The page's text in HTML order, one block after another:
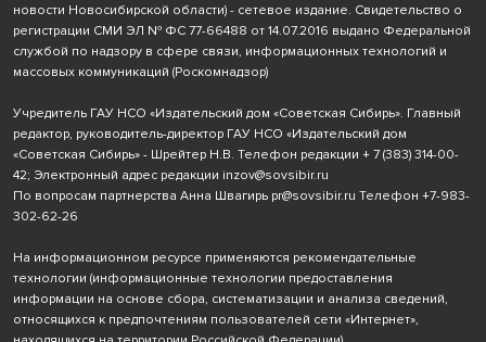
новости Новосибирской области) - сетевое издание. Свидетельство о
регистрации СМИ ЭЛ № ФС 77-66488 от 14.07.2016 выдано Федеральной
службой по надзору в сфере связи, информационных технологий и
массовых коммуникаций (Роскомнадзор)
Учредитель ГАУ НСО «Издательский дом «Советская Сибирь». Главный
редактор, руководитель-директор ГАУ НСО «Издательский дом
«Советская Сибирь» - Шрейтер Н.В. Телефон редакции + 7 (383) 314-00-
42; Электронный адрес редакции inzov@sovsibir.ru
По вопросам партнерства Анна Швагирь pr@sovsibir.ru Телефон +7-983-
302-62-26
На информационном ресурсе применяются рекомендательные
технологии (информационные технологии предоставления
информации на основе сбора, систематизации и анализа сведений,
относящихся к предпочтениям пользователей сети «Интернет»,